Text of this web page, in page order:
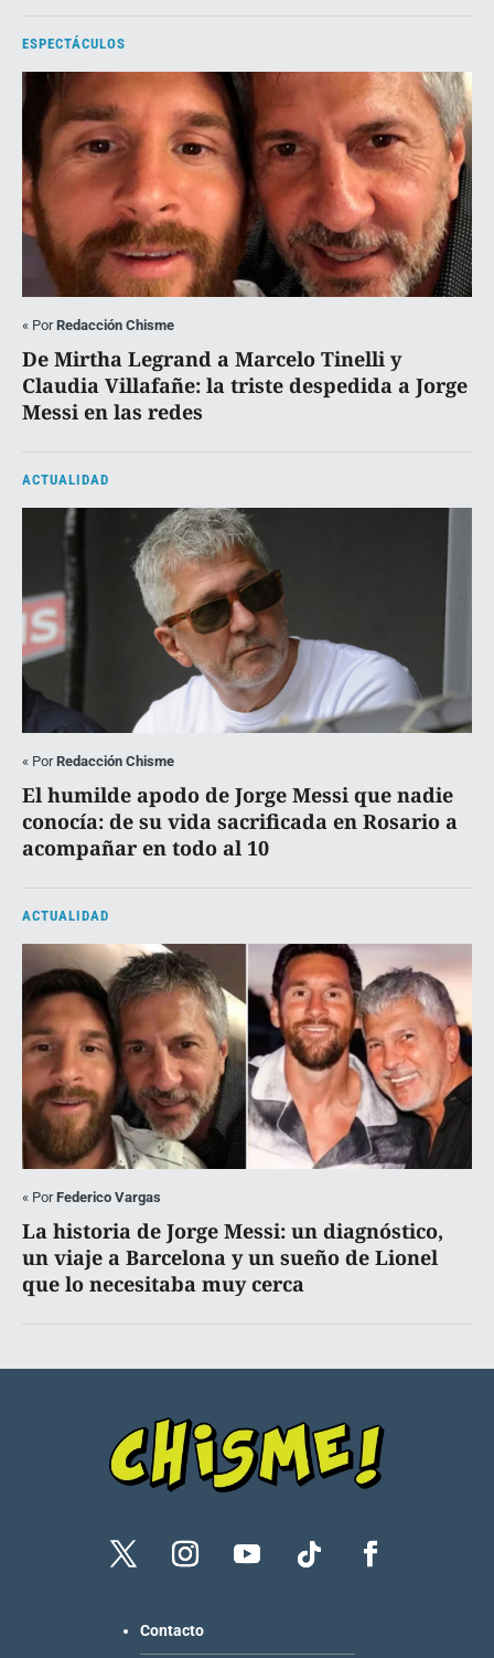
ESPECTÁCULOS
« PorRedacción Chisme
De Mirtha Legrand a Marcelo Tinelli y
Claudia Villafañe: la triste despedida a Jorge
Messi en las redes
ACTUALIDAD
« PorRedacción Chisme
El humilde apodo de Jorge Messi que nadie
conocía: de su vida sacrificada en Rosario a
acompañar en todo al 10
ACTUALIDAD
« PorFederico Vargas
La historia de Jorge Messi: un diagnóstico,
un viaje a Barcelona y un sueño de Lionel
que lo necesitaba muy cerca
Contacto